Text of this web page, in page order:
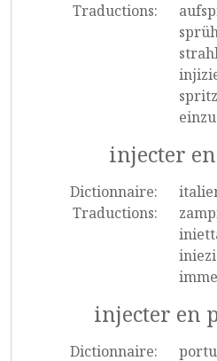
Traductions:
injecter
Dictionnaire:
Traductions:
injecter en
Dictionnaire: